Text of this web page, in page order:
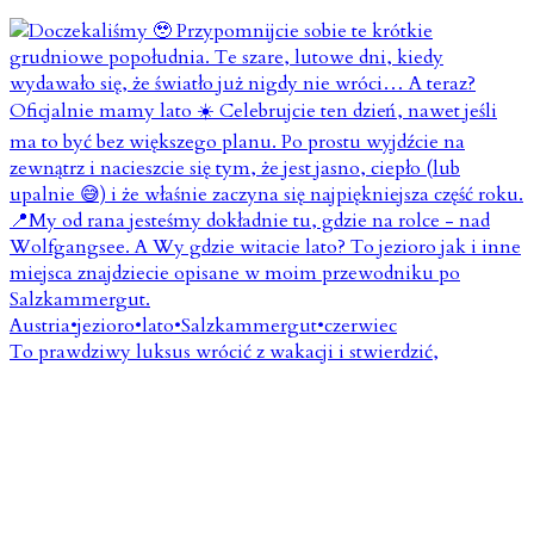
To prawdziwy luksus wrócić z wakacji i stwierdzić,